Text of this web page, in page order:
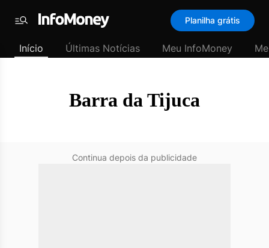
Padrão
Últimas
Menu
Planilha grátis
Início Últimas Notícias Meu InfoMoney
Barra da Tijuca
Continua depois da publicidade